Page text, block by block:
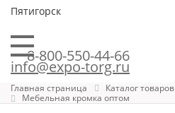
Пятигорск
8-800-550-44-66
info@expo-torg.ru
Главная страница
Каталог товаров
Мебельная кромка оптом